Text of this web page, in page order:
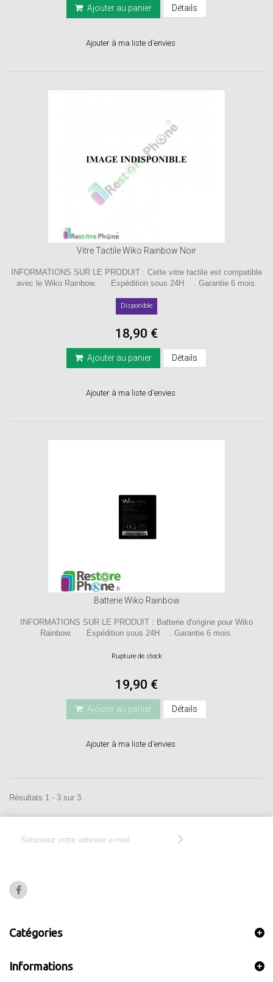
Ajouter au panier Détails
Ajouter à ma liste d'envies
Vitre Tactile Wiko Rainbow Noir
INFORMATIONS SUR LE PRODUIT : Cette vitre tactile est compatible
avec le Wiko Rainbow. Expédition sous 24H . Garantie 6 mois.
Disponible
18,90 €
Ajouter au panier Détails
Ajouter à ma liste d'envies
Batterie Wiko Rainbow
INFORMATIONS SUR LE PRODUIT : Batterie d'origine pour Wiko
Rainbow. Expédition sous 24H . Garantie 6 mois.
Rupture de stock
19,90 €
Ajouter au panier Détails
Ajouter à ma liste d'envies
Résultats 1 - 3 sur 3.
Catégories
Informations